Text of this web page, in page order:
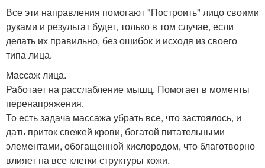
Все эти направления помогают "Построить" лицо своими
руками и результат будет, только в том случае, если
делать их правильно, без ошибок и исходя из своего
типа лица.
Массаж лица.
Работает на расслабление мышц. Помогает в моменты
перенапряжения.
То есть задача массажа убрать все, что застоялось, и
дать приток свежей крови, богатой питательными
элементами, обогащенной кислородом, что благотворно
влияет на все клетки структуры кожи.